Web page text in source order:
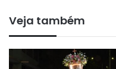
Veja também